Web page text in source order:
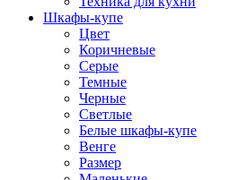
Шкафы-купе
Цвет
Коричневые
Серые
Темные
Черные
Светлые
Белые шкафы-купе
Венге
Размер